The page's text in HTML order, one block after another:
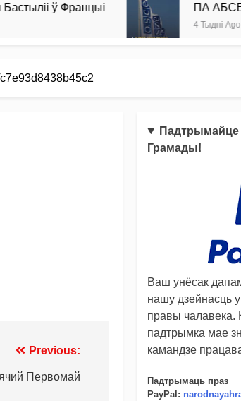
Францыі ПА АБСЕ прыняла
4 Тыдні Ago
Previous:
Первомай
Падтрымайце
Грамады!
Ваш унёсак
нашу дзейнасць
правы чалавека.
падтрымка мае
камандзе
Падтрымаць праз
PayPal :